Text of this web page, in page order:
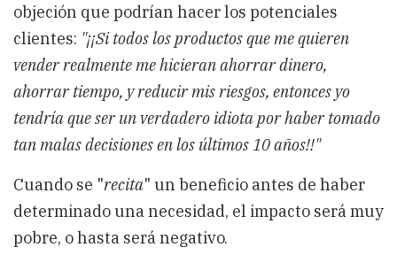
objeción que podrían hacer los potenciales
clientes: "¡¡Si todos los productos que me quieren
vender realmente me hicieran ahorrar dinero,
ahorrar tiempo, y reducir mis riesgos, entonces yo
tendría que ser un verdadero idiota por haber tomado
tan malas decisiones en los últimos 10 años!!"
Cuando se "recita" un beneficio antes de haber
determinado una necesidad, el impacto será muy
pobre, o hasta será negativo.